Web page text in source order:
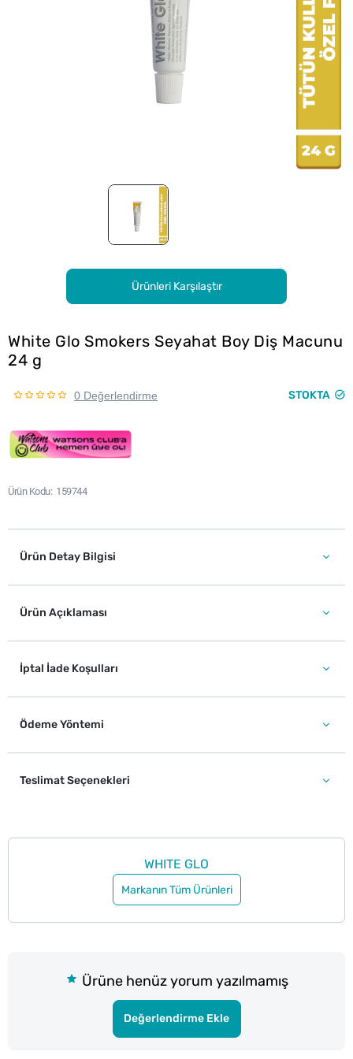
Ürünleri Karşılaştır
White Glo Smokers Seyahat Boy Diş Macunu
24 g
0 Değerlendirme STOKTA
Ürün Kodu 159744
Ürün Detay Bilgisi
Ürün Açıklaması
İptal İade Koşulları
Ödeme Yöntemi
Teslimat Seçenekleri
WHITE GLO
Markanın Tüm Ürünleri
Ürüne henüz yorum yazılmamış
Değerlendirme Ekle